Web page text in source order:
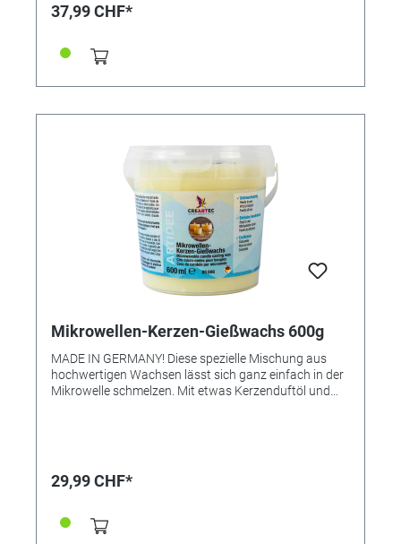
37,99 CHF*
Mikrowellen-Kerzen-Gießwachs 600g
MADE IN GERMANY! Diese spezielle Mischung aus
hochwertigen Wachsen lässt sich ganz einfach in der
Mikrowelle schmelzen. Mit etwas Kerzenduftöl und
600 Watt • Schmelztemperatur 70 bis 72°C • In
mitbestellen: • Kerzenduftöle, Referenzen 364480
(Lavendel), 364481 (Vanille) oder 364482
29,99 CHF*